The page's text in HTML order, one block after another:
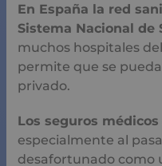
país son autónomos y
acceder al sistema
Los seguros médicos
especialmente al pasar
de nuestra salud y la de
por lo que tener un